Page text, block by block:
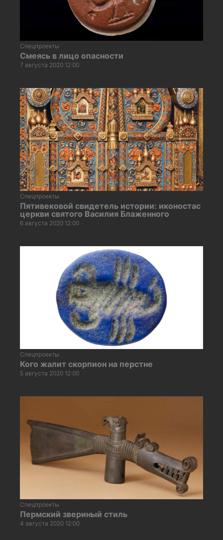
Спецпроекты
Смеясь в лицо опасности
7 августа 2020 12:00
Спецпроекты
Пятивековой свидетель истории: иконостас
церкви святого Василия Блаженного
6 августа 2020 12:00
Спецпроекты
Кого жалит скорпион на перстне
5 августа 2020 12:00
Спецпроекты
Пермский звериный стиль
4 августа 2020 12:00